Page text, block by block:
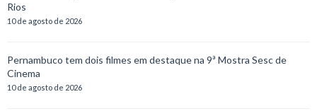
Rios
10 de agosto de 2026
Pernambuco tem dois filmes em destaque na 9ª Mostra Sesc de
Cinema
10 de agosto de 2026